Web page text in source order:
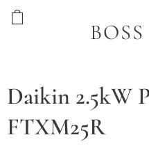
Daikin 2.5kW
FTXM25R